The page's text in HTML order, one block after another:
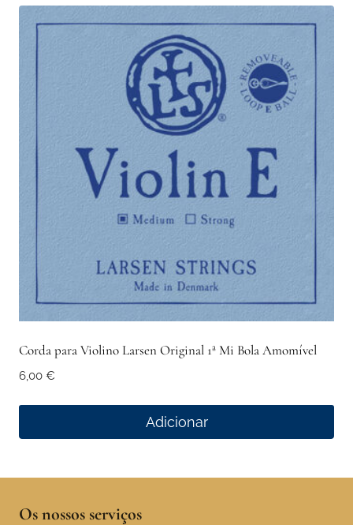
Corda para Violino Larsen Original 1ª Mi Bola Amomível
6,00 €
Adicionar
Os nossos serviços